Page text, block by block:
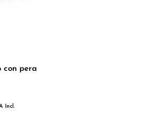
con pera
Incl.